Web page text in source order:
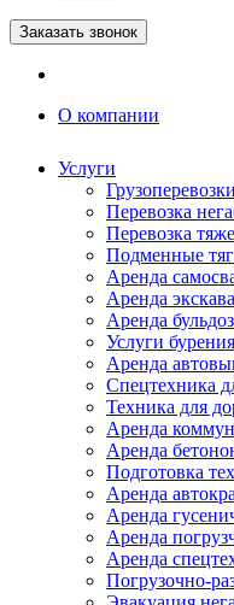
Заказать звонок
О компании
Услуги
Грузоперевозки
Перевозка
Перевозка
Подменные
Аренда
Аренда
Аренда
Услуги бурения
Аренда
Спецтехника
Техника для
Аренда
Аренда
Подготовка
Аренда
Аренда
Аренда
Аренда
Погрузочно-